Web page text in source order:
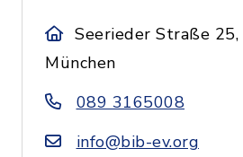
Seerieder Straße
München
089 3165008
info@bib-ev.org